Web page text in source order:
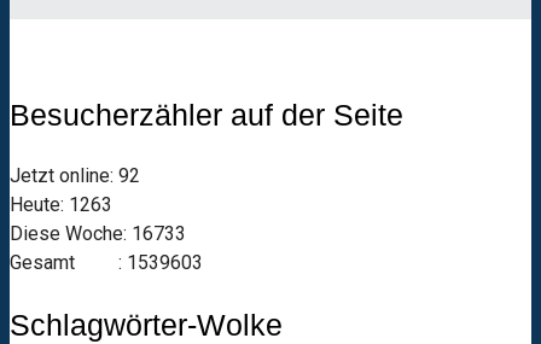
Besucherzähler auf der Seite
Jetzt online: 92
Heute: 1263
Diese Woche: 16733
Gesamt : 1539603
Schlagwörter-Wolke